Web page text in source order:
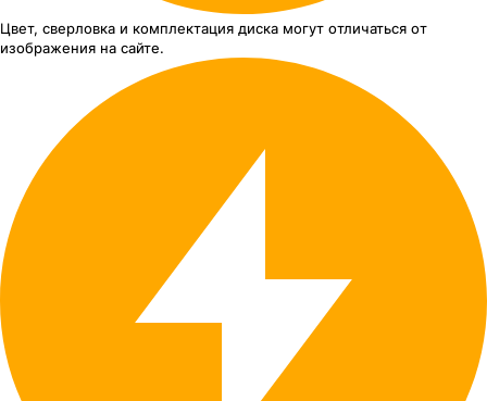
Цвет, сверловка и комплектация диска могут отличаться от
изображения на сайте.